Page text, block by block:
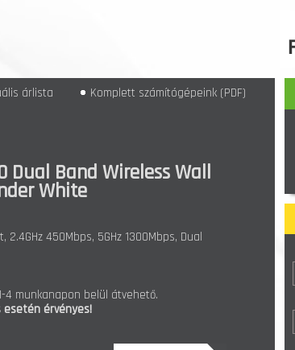
árlista Komplett számítógépeink (PDF)
Dual Band Wireless Wall
White
2.4GHz 450Mbps, 5GHz 1300Mbps, Dual
munkanapon belül átvehető.
esetén érvényes!